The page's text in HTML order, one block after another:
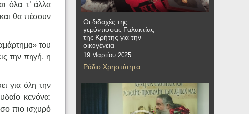
όλα τ’ άλλα
θα πέσουν
του
την πηγή, η
για όλη την
κανόνα:
πιο ισχυρό
Οι διδαχές της
γερόντισσας Γαλακτίας
της Κρήτης για την
οικογένεια
19 Μαρτίου 2025
Ράδιο Χρηστότητα